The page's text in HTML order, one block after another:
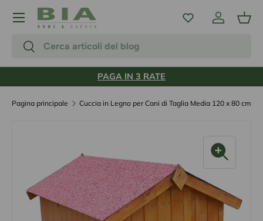
Passa ai contenuti
CercaCerca
Accedi
Menu
PAGA IN 3 RATE
Pagina principale Cuccia in Legno per Cani di Taglia Media 120 x 80 cm